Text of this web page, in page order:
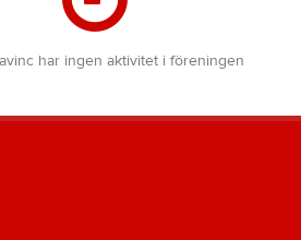
har ingen aktivitet i föreningen